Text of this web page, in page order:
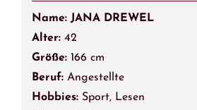
Name: JANA DREWEL
Alter:42
Größe:166 cm
Beruf:Angestellte
Hobbies:Sport, Lesen